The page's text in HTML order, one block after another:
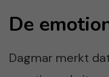
De
Dagmar merkt